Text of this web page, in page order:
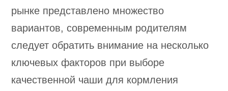
рынке представлено множество
вариантов, современным родителям
следует обратить внимание на несколько
ключевых факторов при выборе
качественной чаши для кормления